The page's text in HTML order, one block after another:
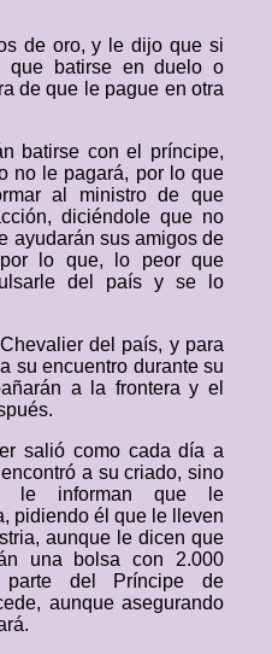
de oro, y le dijo que si
que batirse en duelo o
de que le pague en otra
batirse con el príncipe,
no le pagará, por lo que
al ministro de que
diciéndole que no
ayudarán sus amigos de
por lo que, lo peor que
del país y se lo
del país, y para
su encuentro durante su
a la frontera y el
salió como cada día a
a su criado, sino
le informan que le
pidiendo él que le lleven
aunque le dicen que
una bolsa con 2.000
del Príncipe de
aunque asegurando